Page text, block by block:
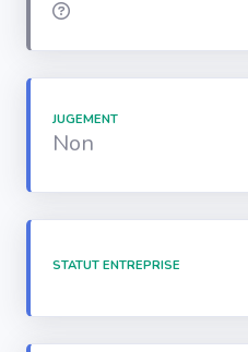
JUGEMENT
Non
STATUT ENTREPRISE